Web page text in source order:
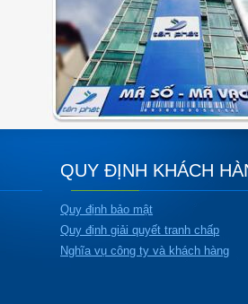
QUY ĐỊNH KHÁCH
Quy định bảo mật
Quy định giải quyết tranh chấp
Nghĩa vụ công ty và khách hàng